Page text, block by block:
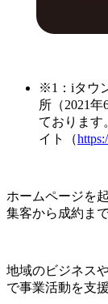
※1：iタウ
所（2021
ております
イト（
ホームページを
集客から成約ま
地域のビジネス
で事業活動を支援